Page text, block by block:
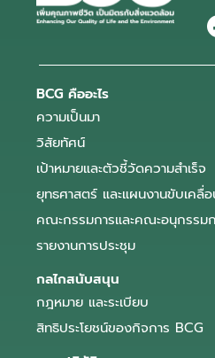
BCG คืออะไร
ความเป็นมา
วิสัยทัศน์
เป้าหมายและตัวชี้วัดความสำเร็จ
ยุทธศาสตร์ และแผนงานขับเคลื่
คณะกรรมการและคณะอนุกรรม
รายงานการประชุม
กลไกสนับสนุน
กฎหมาย และระเบียบ
สิทธิประโยชน์ของกิจการ BCG